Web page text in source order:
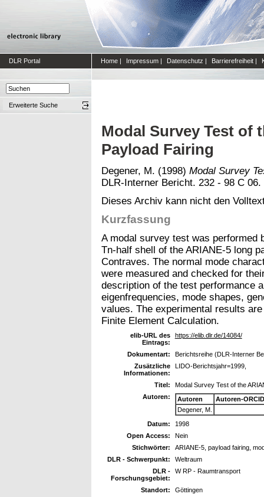
DLR Portal Home | Impressum | Datenschutz | Barrierefreiheit |
Erweiterte Suche
Modal Survey Test of
Payload Fairing
Degener, M. (1998) Modal Survey
DLR-Interner Bericht. 232 - 98 C 06.
Dieses Archiv kann nicht den
Kurzfassung
A modal survey test was performed
Tn-half shell of the ARIANE-5 long
Contraves. The normal mode
were measured and checked for
description of the test performance
eigenfrequencies, mode shapes,
values. The experimental results
Finite Element Calculation.
elib-URL des
Eintrags:
https://elib.dlr.de/14084/
Dokumentart:
Berichtsreihe (DLR-Interner
Zusätzliche
Informationen:
LIDO-Berichtsjahr=1999,
Titel:
Modal Survey Test of the
Autoren:
Autoren
Autoren-
Degener, M.
Datum:
1998
Open Access:
Nein
Stichwörter:
ARIANE-5, payload fairing,
DLR - Schwerpunkt:
Weltraum
DLR -
Forschungsgebiet:
W RP - Raumtransport
Standort:
Göttingen